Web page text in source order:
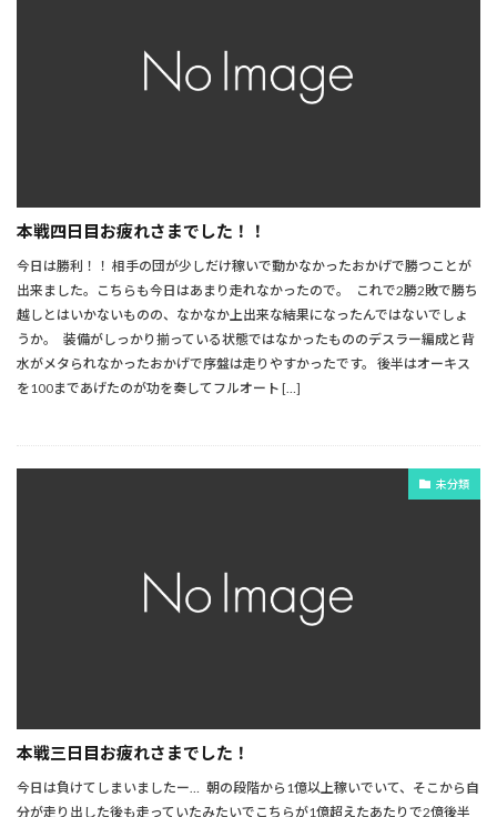
本戦四日目お疲れさまでした！！
今日は勝利！！ 相手の団が少しだけ稼いで動かなかったおかげで勝つことが
出来ました。こちらも今日はあまり走れなかったので。 これで2勝2敗で勝ち
越しとはいかないものの、なかなか上出来な結果になったんではないでしょ
うか。 装備がしっかり揃っている状態ではなかったもののデスラー編成と背
水がメタられなかったおかげで序盤は走りやすかったです。 後半はオーキス
を100まであげたのが功を奏してフルオート […]
未分類
本戦三日目お疲れさまでした！
今日は負けてしまいましたー… 朝の段階から1億以上稼いでいて、そこから自
分が走り出した後も走っていたみたいでこちらが1億超えたあたりで2億後半